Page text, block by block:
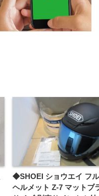
◆SHOEI ショウエイ フ
ヘルメット Z-7 マットブ